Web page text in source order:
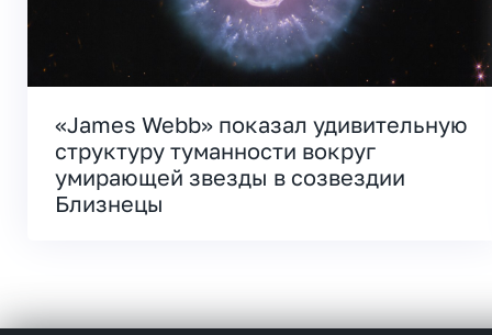
«James Webb» показал удивительную
структуру туманности вокруг
умирающей звезды в созвездии
Близнецы